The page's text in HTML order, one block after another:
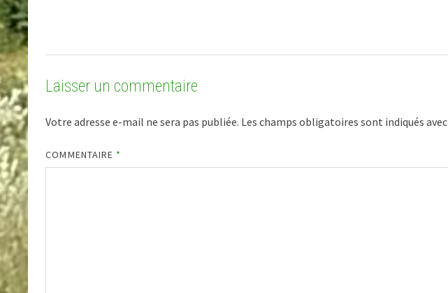
Laisser un commentaire
Votre adresse e-mail ne sera pas publiée. Les champs obligatoires sont indiqués avec
COMMENTAIRE *